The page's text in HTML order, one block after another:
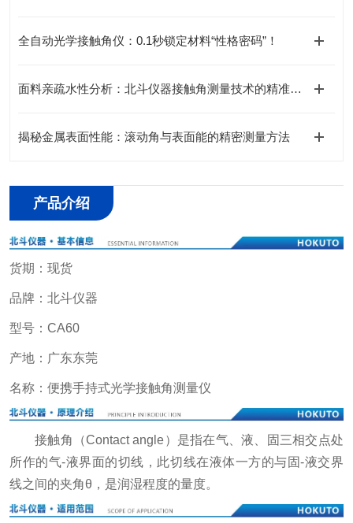
全自动光学接触角仪：0.1秒锁定材料“性格密码”！
面料亲疏水性分析：北斗仪器接触角测量技术的精准之道
揭秘金属表面性能：滚动角与表面能的精密测量方法
产品介绍
货期：现货
品牌：北斗仪器
型号：CA60
产地：广东东莞
名称：便携手持式光学接触角测量仪
接触角（Contact angle）是指在气、液、固三相交点处
所作的气-液界面的切线，此切线在液体一方的与固-液交界
线之间的夹角θ，是润湿程度的量度。